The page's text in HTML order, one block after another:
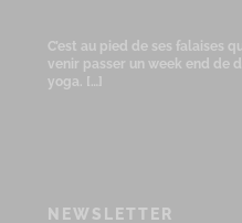
C’est au pied de ses falaises
venir passer un week end de
yoga. […]
NEWSLETTER